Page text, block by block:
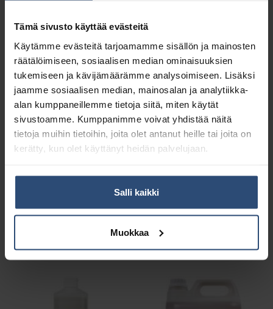
Tämä sivusto käyttää evästeitä
Käytämme evästeitä tarjoamamme sisällön ja mainosten
räätälöimiseen, sosiaalisen median ominaisuuksien
tukemiseen ja kävijämäärämme analysoimiseen. Lisäksi
jaamme sosiaalisen median, mainosalan ja analytiikka-
alan kumppaneillemme tietoja siitä, miten käytät
sivustoamme. Kumppanimme voivat yhdistää näitä
tietoja muihin tietoihin, joita olet antanut heille tai joita on
kerätty, kun olet käyttänyt heidän palvelujaan.
Salli kaikki
Muokkaa
SURE Matalavaahtoinen
yleispuhdistusaine 1 L
SURE Matalavaahtoinen
yleispuhdistusaine 5 L